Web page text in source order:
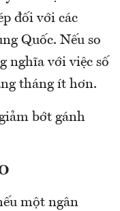
đối với các
Quốc. Nếu so
nghĩa với việc số
tháng ít hơn.
bớt gánh
một ngân